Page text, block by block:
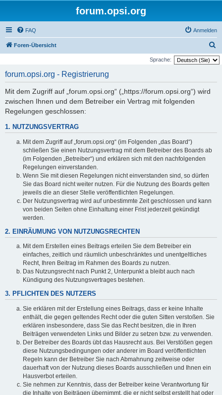
forum.opsi.org
FAQ Anmelden
Foren-Übersicht
u
Sprache:
forum.opsi.org - Registrierung
Mit dem Zugriff auf „forum.opsi.org“ („https://forum.opsi.org“) wird
zwischen Ihnen und dem Betreiber ein Vertrag mit folgenden
Regelungen geschlossen:
1. NUTZUNGSVERTRAG
Mit dem Zugriff auf „forum.opsi.org“ (im Folgenden „das Board“)
schließen Sie einen Nutzungsvertrag mit dem Betreiber des Boards ab
(im Folgenden „Betreiber“) und erklären sich mit den nachfolgenden
Regelungen einverstanden.
Wenn Sie mit diesen Regelungen nicht einverstanden sind, so dürfen
Sie das Board nicht weiter nutzen. Für die Nutzung des Boards gelten
jeweils die an dieser Stelle veröffentlichten Regelungen.
Der Nutzungsvertrag wird auf unbestimmte Zeit geschlossen und kann
von beiden Seiten ohne Einhaltung einer Frist jederzeit gekündigt
werden.
2. EINRÄUMUNG VON NUTZUNGSRECHTEN
Mit dem Erstellen eines Beitrags erteilen Sie dem Betreiber ein
einfaches, zeitlich und räumlich unbeschränktes und unentgeltliches
Recht, Ihren Beitrag im Rahmen des Boards zu nutzen.
Das Nutzungsrecht nach Punkt 2, Unterpunkt a bleibt auch nach
Kündigung des Nutzungsvertrages bestehen.
3. PFLICHTEN DES NUTZERS
Sie erklären mit der Erstellung eines Beitrags, dass er keine Inhalte
enthält, die gegen geltendes Recht oder die guten Sitten verstoßen. Sie
erklären insbesondere, dass Sie das Recht besitzen, die in Ihren
Beiträgen verwendeten Links und Bilder zu setzen bzw. zu verwenden.
Der Betreiber des Boards übt das Hausrecht aus. Bei Verstößen gegen
diese Nutzungsbedingungen oder anderer im Board veröffentlichten
Regeln kann der Betreiber Sie nach Abmahnung zeitweise oder
dauerhaft von der Nutzung dieses Boards ausschließen und Ihnen ein
Hausverbot erteilen.
Sie nehmen zur Kenntnis, dass der Betreiber keine Verantwortung für
die Inhalte von Beiträgen übernimmt, die er nicht selbst erstellt hat oder